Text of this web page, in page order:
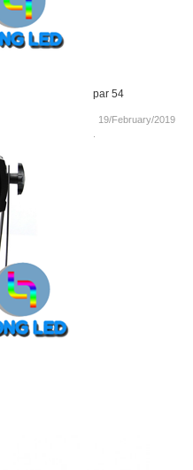
par 54
19/February/2019